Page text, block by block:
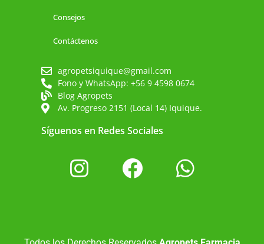
Consejos
Contáctenos
agropetsiquique@gmail.com
Fono y WhatsApp: +56 9 4598 0674
Blog Agropets
Av. Progreso 2151 (Local 14) Iquique.
Síguenos en Redes Sociales